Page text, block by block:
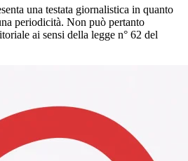
una testata giornalistica in quanto
periodicità. Non può pertanto
ai sensi della legge n° 62 del